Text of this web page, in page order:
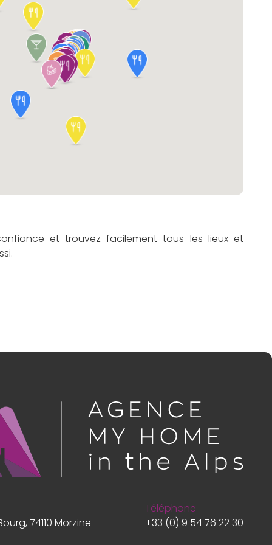
et trouvez facilement tous les lieux et
74110 Morzine
Téléphone
+33 (0) 9 54 76 22 30